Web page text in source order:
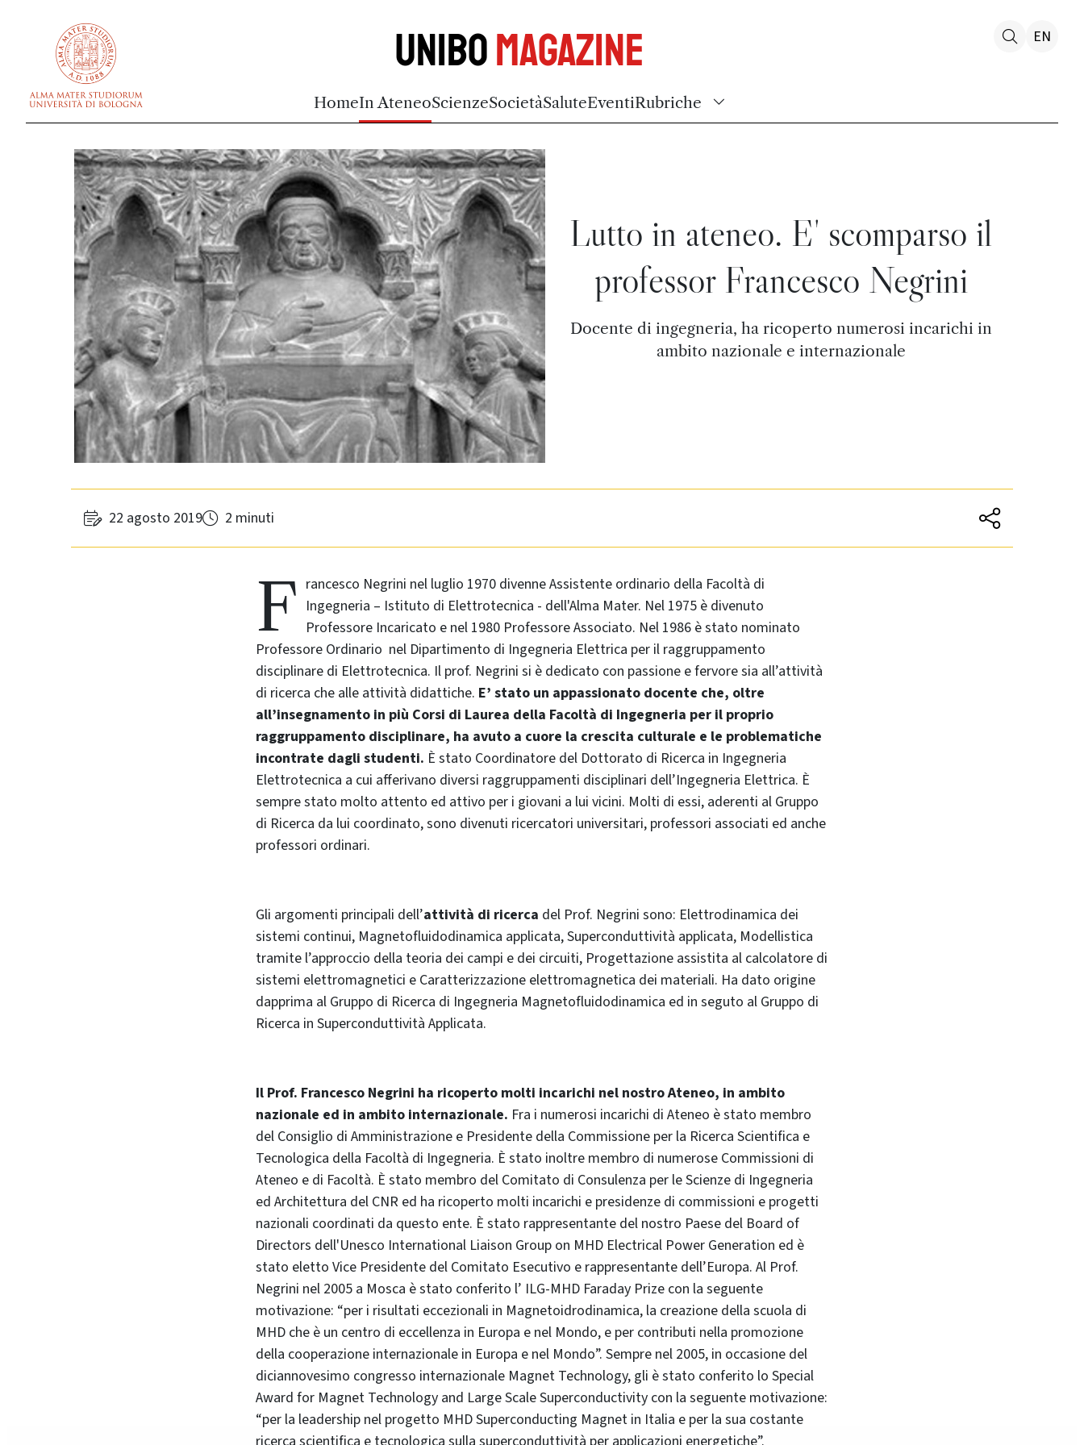
UniboMagazine
HomeIn AteneoScienzeSocietàSaluteEventiRubriche
EN
Lutto in ateneo. E' scomparso il
professor Francesco Negrini
Docente di ingegneria, ha ricoperto numerosi incarichi in
ambito nazionale e internazionale
22 agosto 2019 2 minuti
F rancesco Negrini nel luglio 1970 divenne Assistente ordinario della Facoltà di
Ingegneria – Istituto di Elettrotecnica - dell'Alma Mater. Nel 1975 è divenuto
Professore Incaricato e nel 1980 Professore Associato. Nel 1986 è stato nominato
Professore Ordinario nel Dipartimento di Ingegneria Elettrica per il raggruppamento
disciplinare di Elettrotecnica. Il prof. Negrini si è dedicato con passione e fervore sia all’attività
di ricerca che alle attività didattiche. E’ stato un appassionato docente che, oltre
all’insegnamento in più Corsi di Laurea della Facoltà di Ingegneria per il proprio
raggruppamento disciplinare, ha avuto a cuore la crescita culturale e le problematiche
incontrate dagli studenti. È stato Coordinatore del Dottorato di Ricerca in Ingegneria
Elettrotecnica a cui afferivano diversi raggruppamenti disciplinari dell’Ingegneria Elettrica. È
sempre stato molto attento ed attivo per i giovani a lui vicini. Molti di essi, aderenti al Gruppo
di Ricerca da lui coordinato, sono divenuti ricercatori universitari, professori associati ed anche
professori ordinari.
Gli argomenti principali dell’attività di ricerca del Prof. Negrini sono: Elettrodinamica dei
sistemi continui, Magnetofluidodinamica applicata, Superconduttività applicata, Modellistica
tramite l’approccio della teoria dei campi e dei circuiti, Progettazione assistita al calcolatore di
sistemi elettromagnetici e Caratterizzazione elettromagnetica dei materiali. Ha dato origine
dapprima al Gruppo di Ricerca di Ingegneria Magnetofluidodinamica ed in seguto al Gruppo di
Ricerca in Superconduttività Applicata.
Il Prof. Francesco Negrini ha ricoperto molti incarichi nel nostro Ateneo, in ambito
nazionale ed in ambito internazionale. Fra i numerosi incarichi di Ateneo è stato membro
del Consiglio di Amministrazione e Presidente della Commissione per la Ricerca Scientifica e
Tecnologica della Facoltà di Ingegneria. È stato inoltre membro di numerose Commissioni di
Ateneo e di Facoltà. È stato membro del Comitato di Consulenza per le Scienze di Ingegneria
ed Architettura del CNR ed ha ricoperto molti incarichi e presidenze di commissioni e progetti
nazionali coordinati da questo ente. È stato rappresentante del nostro Paese del Board of
Directors dell'Unesco International Liaison Group on MHD Electrical Power Generation ed è
stato eletto Vice Presidente del Comitato Esecutivo e rappresentante dell’Europa. Al Prof.
Negrini nel 2005 a Mosca è stato conferito l’ ILG-MHD Faraday Prize con la seguente
motivazione: “per i risultati eccezionali in Magnetoidrodinamica, la creazione della scuola di
MHD che è un centro di eccellenza in Europa e nel Mondo, e per contributi nella promozione
della cooperazione internazionale in Europa e nel Mondo”. Sempre nel 2005, in occasione del
diciannovesimo congresso internazionale Magnet Technology, gli è stato conferito lo Special
Award for Magnet Technology and Large Scale Superconductivity con la seguente motivazione:
“per la leadership nel progetto MHD Superconducting Magnet in Italia e per la sua costante